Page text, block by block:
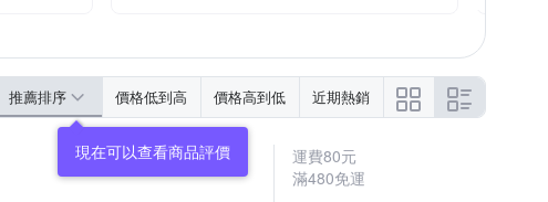
推薦排序 價格低到高 價格高到低 近期熱銷
運費80元
滿480免運